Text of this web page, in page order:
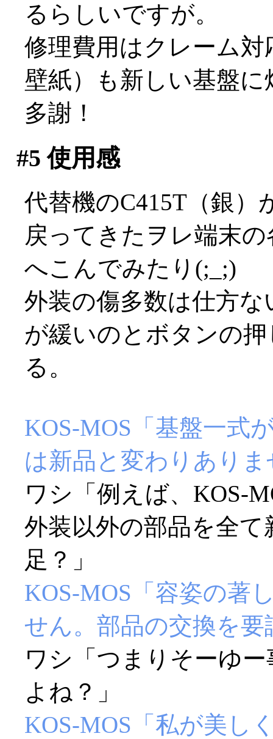
るらしいですが。
修理費用はクレーム
壁紙）も新しい基盤
多謝！
#5 使用感
代替機のC415T（銀）
戻ってきたヲレ端末
へこんでみたり(;_;)
外装の傷多数は仕方
が緩いのとボタンの
る。
KOS-MOS「基盤一式
は新品と変わりあり
ワシ「例えば、KOS-
外装以外の部品を全
足？」
KOS-MOS「容姿の著
せん。部品の交換を
ワシ「つまりそーゆ
よね？」
KOS-MOS「私が美し